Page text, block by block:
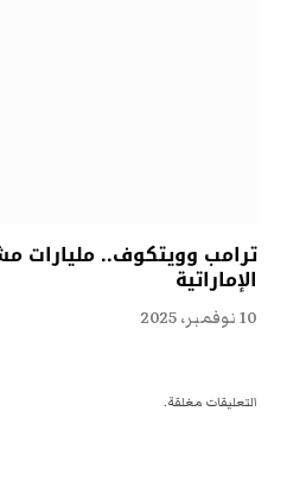
ترامب وويتكوف.. مليارات
الإماراتية
10 نوفمبر، 2025
التعليقات مغلقة.